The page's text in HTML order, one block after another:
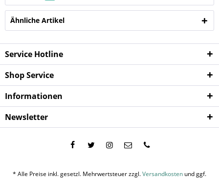
Ähnliche Artikel
Service Hotline
Shop Service
Informationen
Newsletter
* Alle Preise inkl. gesetzl. Mehrwertsteuer zzgl.Versandkosten und ggf.